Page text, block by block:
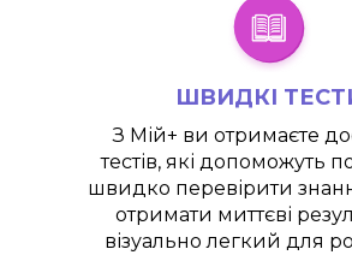
ШВИДКІ
З Мій+ ви отримаєте
тестів, які допоможуть
швидко перевірити
отримати миттєві
візуально легкий для